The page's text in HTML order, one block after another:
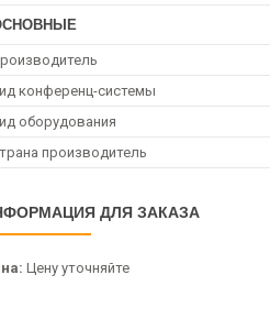
конференц-системы
оборудования
производитель
ДЛЯ ЗАКАЗА
Цену уточняйте